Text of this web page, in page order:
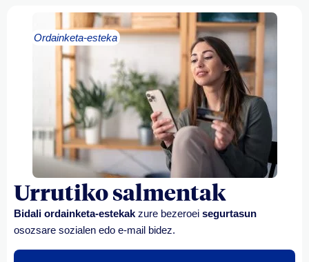
Ordainketa-esteka
Urrutiko salmentak
Bidali ordainketa-estekak zure bezeroei segurtasun
osozsare sozialen edo e-mail bidez.